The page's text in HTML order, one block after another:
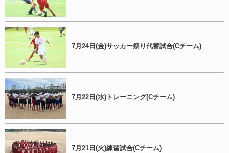
7月24日(金)サッカー祭り代替試合(Cチーム)
7月22日(水)トレーニング(Cチーム)
7月21日(火)練習試合(Cチーム)